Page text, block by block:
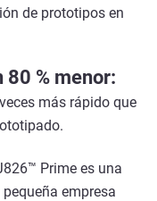
de prototipos en
80 % menor:
más rápido que
Prime es una
empresa